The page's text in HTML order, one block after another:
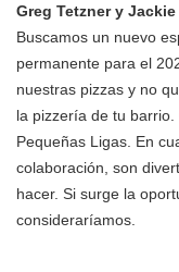
Greg Tetzner y
Buscamos un nuevo
permanente para el
nuestras pizzas y no
la pizzería de tu
Pequeñas Ligas. En
colaboración, son
hacer. Si surge la
consideraríamos.